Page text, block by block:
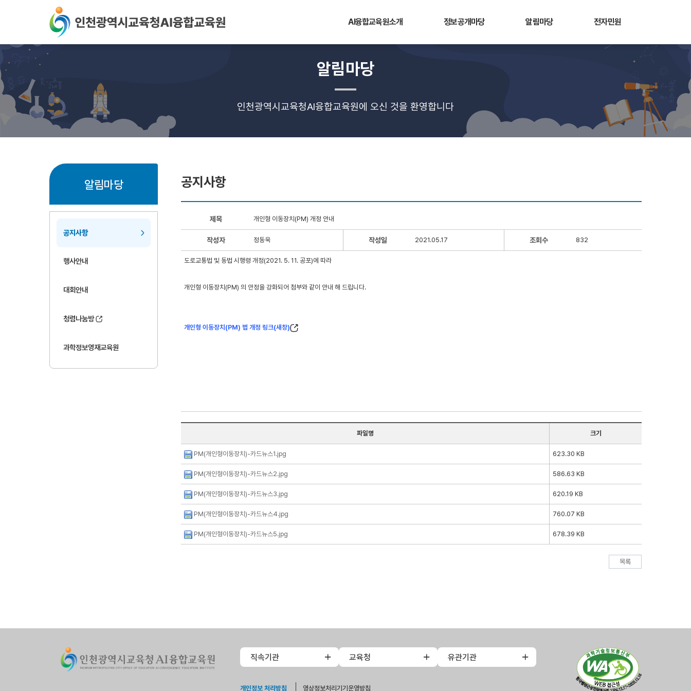
AI융합교육원소개 정보공개마당 알림마당 전자민원
알림마당
인천광역시교육청AI융합교육원에 오신 것을 환영합니다
알림마당
공지사항
행사안내
대회안내
청렴나눔방
과학정보영재교육원
공지사항
제목 개인형 이동장치(PM) 개정 안내
작성자 정동욱 작성일 2021.05.17 조회수 832
도로교통법 및 동법 시행령 개정(2021. 5. 11. 공포)에 따라
개인형 이동장치(PM) 의 안정을 강화되어 첨부와 같이 안내 해 드립니다.
개인형 이동장치(PM) 법 개정 링크(새창)
파일명 크기
PM(개인형이동장치)-카드뉴스1.jpg 623.30 KB
PM(개인형이동장치)-카드뉴스2.jpg 586.63 KB
PM(개인형이동장치)-카드뉴스3.jpg 620.19 KB
PM(개인형이동장치)-카드뉴스4.jpg 760.07 KB
PM(개인형이동장치)-카드뉴스5.jpg 678.39 KB
목록
직속기관 교육청 유관기관
개인정보 처리방침 영상정보처리기기운영방침